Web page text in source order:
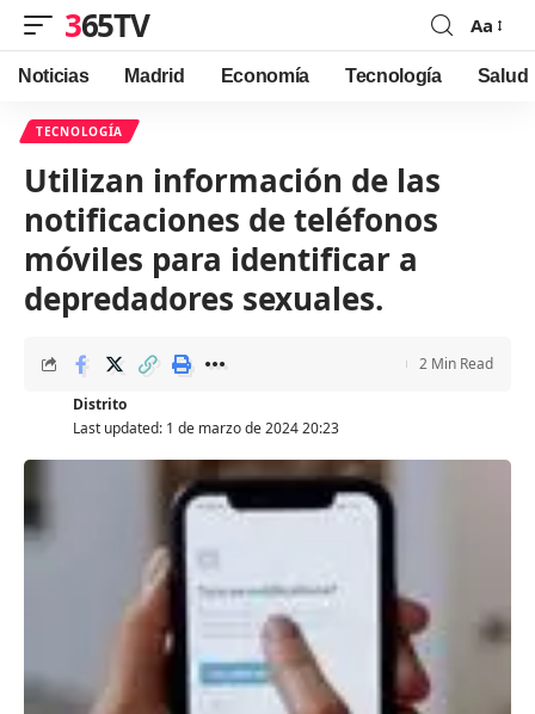
365TV
Font
Resizer
Aa
Noticias Madrid Economía Tecnología Salud
TECNOLOGÍA
Utilizan información de las
notificaciones de teléfonos
móviles para identificar a
depredadores sexuales.
Last updated: 1 de marzo de 2024 20:23
Distrito
2 Min Read